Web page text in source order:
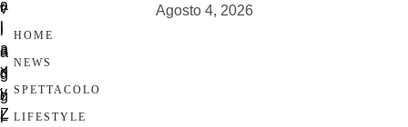
Agosto 4, 2026
HOME
NEWS
SPETTACOLO
LIFESTYLE